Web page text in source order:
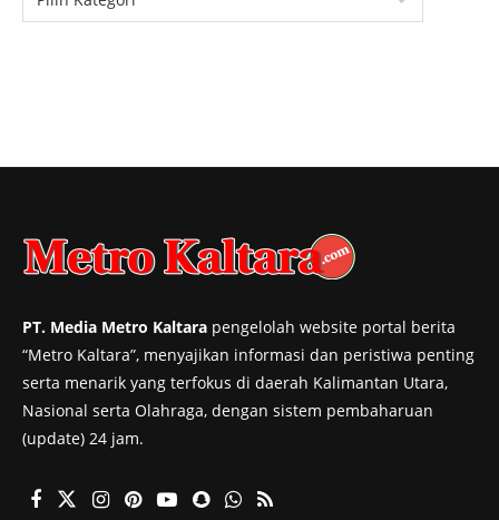
PT. Media Metro Kaltara pengelolah website portal berita
“Metro Kaltara”, menyajikan informasi dan peristiwa penting
serta menarik yang terfokus di daerah Kalimantan Utara,
Nasional serta Olahraga, dengan sistem pembaharuan
(update) 24 jam.